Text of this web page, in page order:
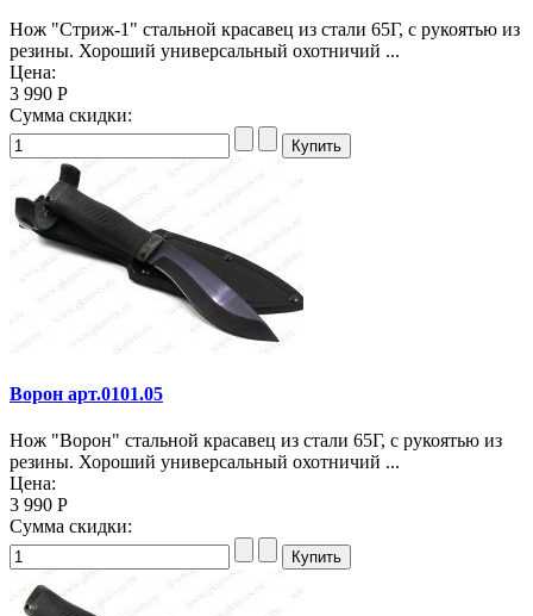
Нож "Стриж-1" стальной красавец из стали 65Г, с рукоятью из
резины. Хороший универсальный охотничий ...
Цена:
3 990 Р
Сумма скидки:
Ворон арт.0101.05
Нож "Ворон" стальной красавец из стали 65Г, с рукоятью из
резины. Хороший универсальный охотничий ...
Цена:
3 990 Р
Сумма скидки: